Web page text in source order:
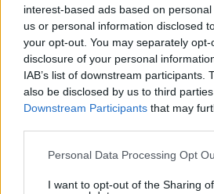
interest-based ads based on
us or personal information disclosed
your opt-out. You may separately
disclosure of your personal
IAB’s list of downstream participants.
also be disclosed by us to third
Downstream Participants that may
Please note that this website/app
not limited to your visit or usage
Personal Data Processing Opt
I want to opt-out of the Sharing